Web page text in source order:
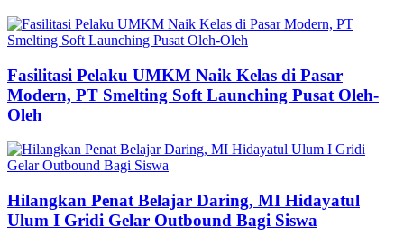
Fasilitasi Pelaku UMKM Naik Kelas di Pasar
Modern, PT Smelting Soft Launching Pusat Oleh-
Oleh
Hilangkan Penat Belajar Daring, MI Hidayatul
Ulum I Gridi Gelar Outbound Bagi Siswa